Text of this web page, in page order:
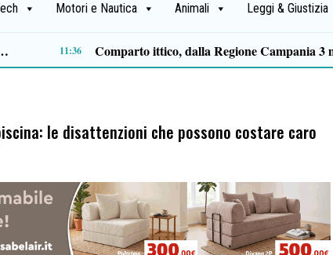
Motori e Nautica Animali Leggi & Giustizia
Tragedia Cilentana, fissati i funerali di Luigi Viscovo: 18enne indagato per omicidio colposo
le disattenzioni che possono costare caro